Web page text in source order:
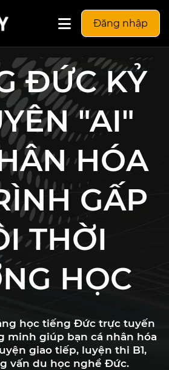
Đăng nhập
ĐỨC KỶ
"AI"
HÓA
GẤP
THỜI
HỌC
học tiếng Đức trực tuyến
minh giúp bạn cá nhân hóa
giao tiếp, luyện thi B1,
vấn du học nghề Đức.